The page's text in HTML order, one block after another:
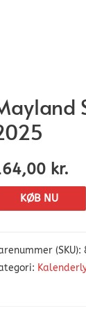
kr.
KØB NU
(SKU):